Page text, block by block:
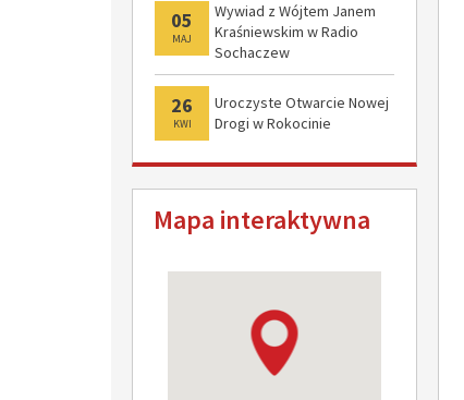
05
MAJ
Wywiad z Wójtem Janem
Kraśniewskim w Radio
Sochaczew
26
KWI
Uroczyste Otwarcie Nowej
Drogi w Rokocinie
Mapa interaktywna